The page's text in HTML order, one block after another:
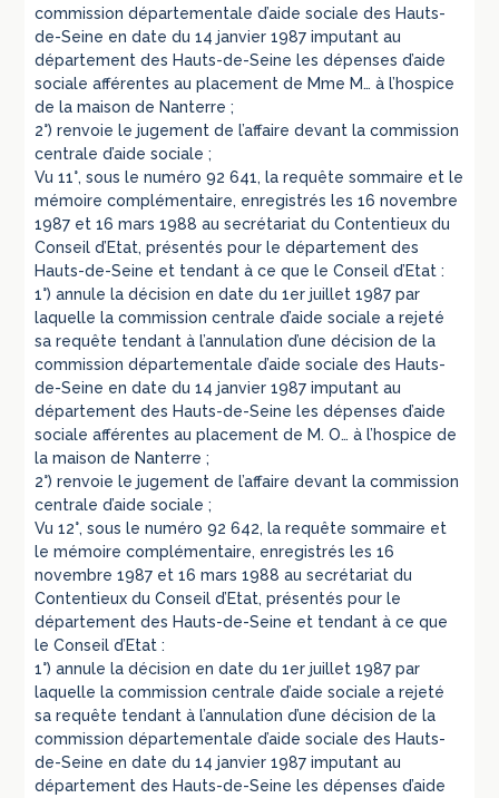
commission départementale d’aide sociale des Hauts-
de-Seine en date du 14 janvier 1987 imputant au
département des Hauts-de-Seine les dépenses d’aide
sociale afférentes au placement de Mme M… à l’hospice
de la maison de Nanterre ;
2°) renvoie le jugement de l’affaire devant la commission
centrale d’aide sociale ;
Vu 11°, sous le numéro 92 641, la requête sommaire et le
mémoire complémentaire, enregistrés les 16 novembre
1987 et 16 mars 1988 au secrétariat du Contentieux du
Conseil d’Etat, présentés pour le département des
Hauts-de-Seine et tendant à ce que le Conseil d’Etat :
1°) annule la décision en date du 1er juillet 1987 par
laquelle la commission centrale d’aide sociale a rejeté
sa requête tendant à l’annulation d’une décision de la
commission départementale d’aide sociale des Hauts-
de-Seine en date du 14 janvier 1987 imputant au
département des Hauts-de-Seine les dépenses d’aide
sociale afférentes au placement de M. O… à l’hospice de
la maison de Nanterre ;
2°) renvoie le jugement de l’affaire devant la commission
centrale d’aide sociale ;
Vu 12°, sous le numéro 92 642, la requête sommaire et
le mémoire complémentaire, enregistrés les 16
novembre 1987 et 16 mars 1988 au secrétariat du
Contentieux du Conseil d’Etat, présentés pour le
département des Hauts-de-Seine et tendant à ce que
le Conseil d’Etat :
1°) annule la décision en date du 1er juillet 1987 par
laquelle la commission centrale d’aide sociale a rejeté
sa requête tendant à l’annulation d’une décision de la
commission départementale d’aide sociale des Hauts-
de-Seine en date du 14 janvier 1987 imputant au
département des Hauts-de-Seine les dépenses d’aide